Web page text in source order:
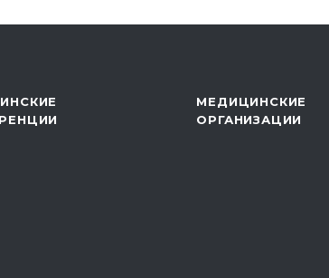
МЕДИЦИНСКИЕ
ОРГАНИЗАЦИИ